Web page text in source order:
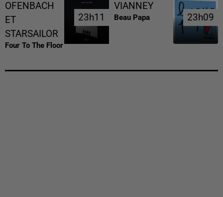
OFENBACH
ET
STARSAILOR
Four To The Floor
23h11
23h11
VIANNEY
Beau Papa 23h09
23h09